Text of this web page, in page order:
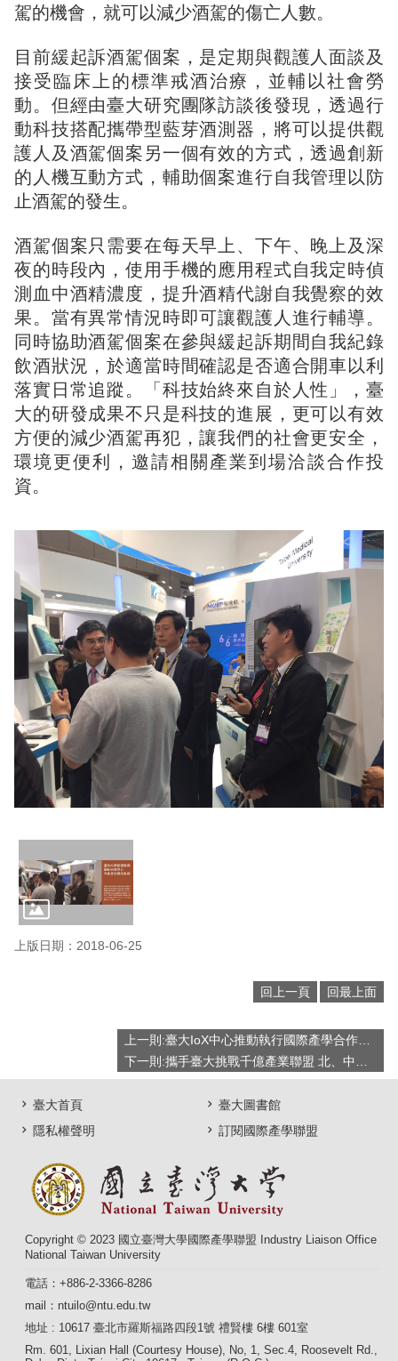
駕的機會，就可以減少酒駕的傷亡人數。
目前緩起訴酒駕個案，是定期與觀護人面談及
接受臨床上的標準戒酒治療，並輔以社會勞
動。但經由臺大研究團隊訪談後發現，透過行
動科技搭配攜帶型藍芽酒測器，將可以提供觀
護人及酒駕個案另一個有效的方式，透過創新
的人機互動方式，輔助個案進行自我管理以防
止酒駕的發生。
酒駕個案只需要在每天早上、下午、晚上及深
夜的時段內，使用手機的應用程式自我定時偵
測血中酒精濃度，提升酒精代謝自我覺察的效
果。當有異常情況時即可讓觀護人進行輔導。
同時協助酒駕個案在參與緩起訴期間自我紀錄
飲酒狀況，於適當時間確認是否適合開車以利
落實日常追蹤。「科技始終來自於人性」，臺
大的研發成果不只是科技的進展，更可以有效
方便的減少酒駕再犯，讓我們的社會更安全，
環境更便利，邀請相關產業到場洽談合作投
資。
上版日期：2018-06-25
回上一頁 回最上面
臺大首頁
臺大圖書館
隱私權聲明
訂閱國際產學聯盟
Copyright © 2023 國立臺灣大學國際產學聯盟 Industry Liaison Office
National Taiwan University
電話：+886-2-3366-8286
mail：ntuilo@ntu.edu.tw
地址 : 10617 臺北市羅斯福路四段1號 禮賢樓 6樓 601室
Rm. 601, Lixian Hall (Courtesy House), No, 1, Sec.4, Roosevelt Rd.,